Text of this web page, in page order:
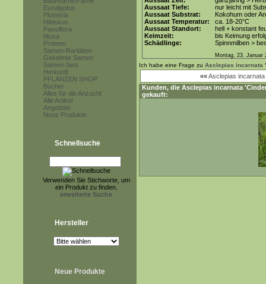
Eucalyptus
Plumeria
Hibiskus
Passiflora
Musa
Proteen
Samen-Raritäten
Gekeimte Samen
Samen-Sets
Herkunft
PFLANZEN SHOP
Bücher
Alles für die Anzucht
Alle Artikel
Angebote
Neue Produkte
Schnellsuche
Verwenden Sie Stichworte, um
ein Produkt zu finden.
erweiterte Suche
Hersteller
Neue Produkte
Aussaat Tiefe:
nur leicht mit
Aussaat Substrat:
Kokohum oder
Aussaat Temperatur:
ca. 18-20°C
Aussaat Standort:
hell + konstant
Keimzeit:
bis Keimung
Schädlinge:
Spinnmilben >
Montag, 23. Januar
Ich habe eine Frage zu Asclepias incarnata
««Asclepias incarnata
Kunden, die Asclepias incarnata
gekauft: